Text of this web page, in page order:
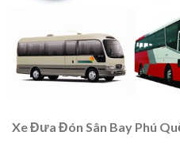
Xe Đưa Đón Sân Bay Phú